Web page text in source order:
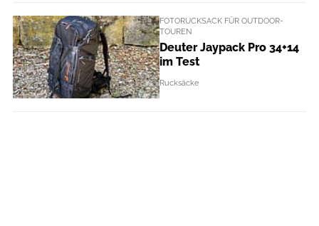
FOTORUCKSACK FÜR OUTDOOR-
TOUREN
Deuter Jaypack Pro 34+14
im Test
Rucksäcke